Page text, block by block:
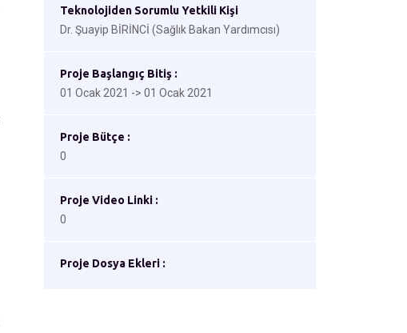
Teknolojiden Sorumlu Yetkili Kişi
Dr. Şuayip BİRİNCİ (Sağlık Bakan Yardımcısı)
Proje Başlangıç Bitiş :
01 Ocak 2021 -> 01 Ocak 2021
Proje Bütçe :
0
Proje Video Linki :
0
Proje Dosya Ekleri :